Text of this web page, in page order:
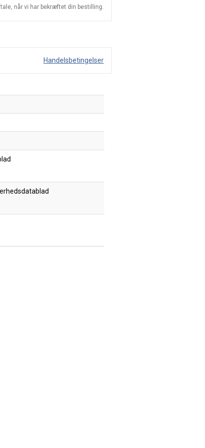
når vi har bekræftet din bestilling.
Handelsbetingelser